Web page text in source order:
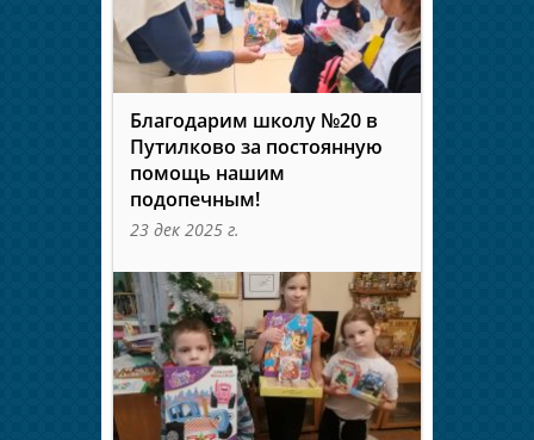
Благодарим школу №20 в
Путилково за постоянную
помощь нашим
подопечным!
23 дек 2025 г.